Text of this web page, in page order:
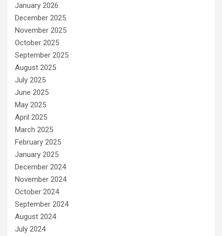
January 2026
December 2025
November 2025
October 2025
September 2025
August 2025
July 2025
June 2025
May 2025
April 2025
March 2025
February 2025
January 2025
December 2024
November 2024
October 2024
September 2024
August 2024
July 2024